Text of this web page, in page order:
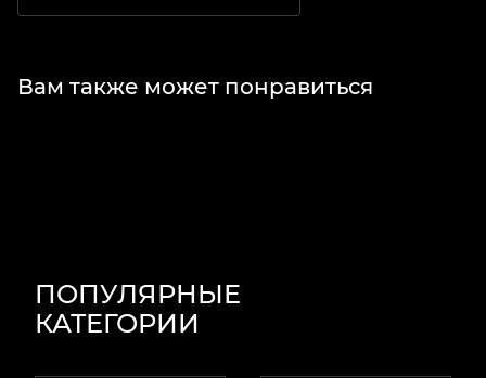
Вам также может понравиться
ПОПУЛЯРНЫЕ
КАТЕГОРИИ